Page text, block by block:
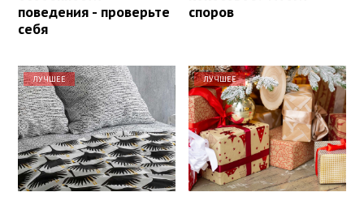
поведения - проверьте
себя
споров
ЛУЧШЕЕ ЛУЧШЕЕ